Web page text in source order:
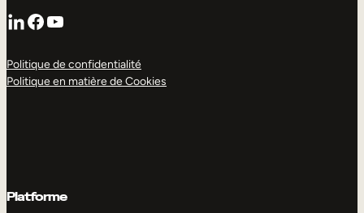
LinkedIn
Facebook
YouTube
Politique de confidentialité
Politique en matière de Cookies
Platforme